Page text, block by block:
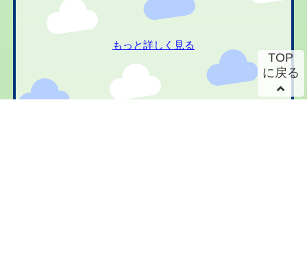
もっと詳しく見る
TOP
に戻る